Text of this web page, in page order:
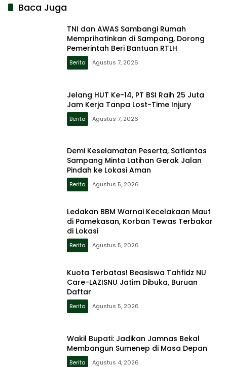
Baca Juga
TNI dan AWAS Sambangi Rumah
Memprihatinkan di Sampang, Dorong
Pemerintah Beri Bantuan RTLH
Berita Agustus 7, 2026
Jelang HUT Ke-14, PT BSI Raih 25 Juta
Jam Kerja Tanpa Lost-Time Injury
Berita Agustus 7, 2026
Demi Keselamatan Peserta, Satlantas
Sampang Minta Latihan Gerak Jalan
Pindah ke Lokasi Aman
Berita Agustus 5, 2026
Ledakan BBM Warnai Kecelakaan Maut
di Pamekasan, Korban Tewas Terbakar
di Lokasi
Berita Agustus 5, 2026
Kuota Terbatas! Beasiswa Tahfidz NU
Care-LAZISNU Jatim Dibuka, Buruan
Daftar
Berita Agustus 5, 2026
Wakil Bupati: Jadikan Jamnas Bekal
Membangun Sumenep di Masa Depan
Berita Agustus 4, 2026